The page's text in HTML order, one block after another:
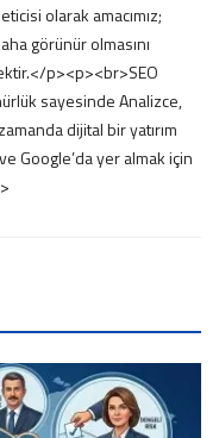
olarak amacımız;
görünür olmasını
p><p><br>SEO
sayesinde Analizce,
dijital bir yatırım
Google’da yer almak için